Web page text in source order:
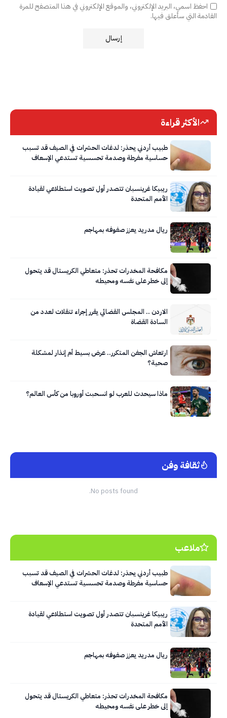
احفظ اسمي، البريد الإلكتروني، والموقع الإلكتروني في هذا المتصفح للمرة
القادمة التي سأعلق فيها.
الأكثر قراءة
طبيب أردني يحذر: لدغات الحشرات في الصيف قد تسبب
حساسية مفرطة وصدمة تحسسية تستدعي الإسعاف
ريبيكا غرينسبان تتصدر أول تصويت استطلاعي لقيادة
الأمم المتحدة
ريال مدريد يعزز صفوفه بمهاجم
مكافحة المخدرات تحذر: متعاطي الكريستال قد يتحول
إلى خطر على نفسه ومحيطه
الاردن .. المجلس القضائي يقرر إجراء تنقلات لعدد من
السادة القضاة
ارتعاش الجفن المتكرر.. عرض بسيط أم إنذار لمشكلة
صحية؟
ماذا سيحدث للعرب لو انسحبت أوروبا من كأس العالم؟
ثقافة وفن
No posts found.
ملاعب
طبيب أردني يحذر: لدغات الحشرات في الصيف قد تسبب
حساسية مفرطة وصدمة تحسسية تستدعي الإسعاف
ريبيكا غرينسبان تتصدر أول تصويت استطلاعي لقيادة
الأمم المتحدة
ريال مدريد يعزز صفوفه بمهاجم
مكافحة المخدرات تحذر: متعاطي الكريستال قد يتحول
إلى خطر على نفسه ومحيطه